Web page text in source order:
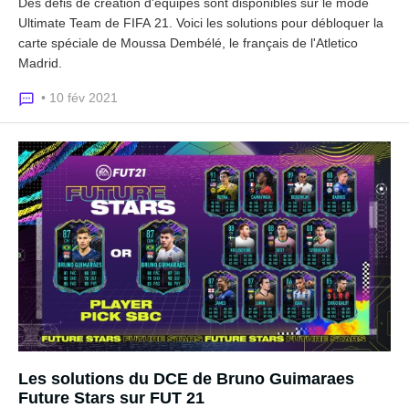
Ultimate Team de FIFA 21. Voici les solutions pour débloquer la
carte spéciale de Moussa Dembélé, le français de l'Atletico
Madrid.
• 10 fév 2021
Les solutions du DCE de Bruno Guimaraes
Future Stars sur FUT 21